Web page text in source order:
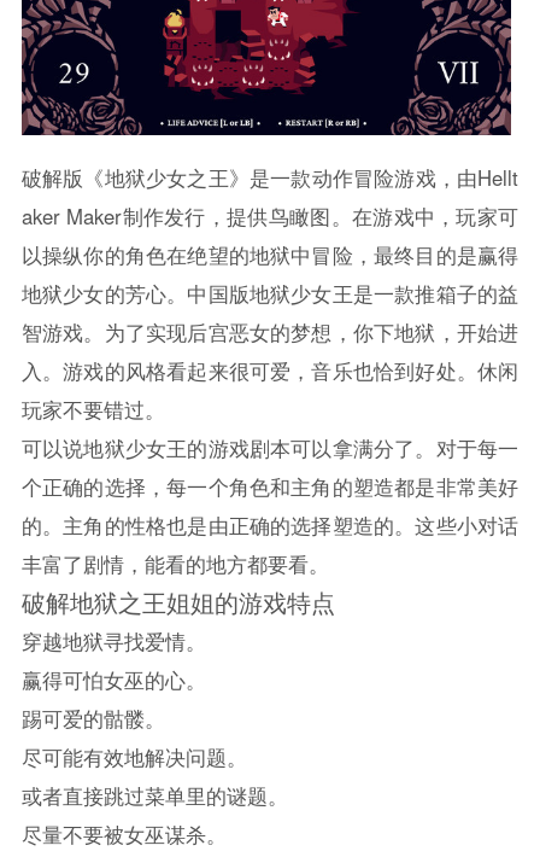
破解版《地狱少女之王》是一款动作冒险游戏，由Hellt
aker Maker制作发行，提供鸟瞰图。在游戏中，玩家可
以操纵你的角色在绝望的地狱中冒险，最终目的是赢得
地狱少女的芳心。中国版地狱少女王是一款推箱子的益
智游戏。为了实现后宫恶女的梦想，你下地狱，开始进
入。游戏的风格看起来很可爱，音乐也恰到好处。休闲
玩家不要错过。
可以说地狱少女王的游戏剧本可以拿满分了。对于每一
个正确的选择，每一个角色和主角的塑造都是非常美好
的。主角的性格也是由正确的选择塑造的。这些小对话
丰富了剧情，能看的地方都要看。
破解地狱之王姐姐的游戏特点
穿越地狱寻找爱情。
赢得可怕女巫的心。
踢可爱的骷髅。
尽可能有效地解决问题。
或者直接跳过菜单里的谜题。
尽量不要被女巫谋杀。